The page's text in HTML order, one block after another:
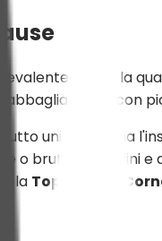
la
con
univoche, ma
o brutte abitudini
la Topografia